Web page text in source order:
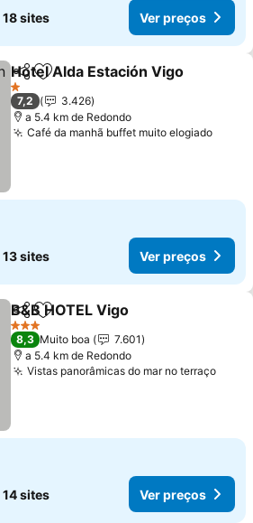
18 sites Ver preços
PartilharAdicionar aos favoritos
Hotel Alda Estación Vigo
1 Estrelas
7,2
3.426
a 5.4 km de Redondo
Café da manhã buffet muito elogiado
13 sites Ver preços
PartilharAdicionar aos favoritos
B&B HOTEL Vigo
3 Estrelas
8,3 Muito boa
7.601
a 5.4 km de Redondo
Vistas panorâmicas do mar no terraço
14 sites Ver preços